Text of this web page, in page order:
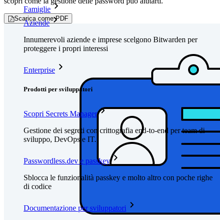
Famiglie
Aziende
Innumerevoli aziende e imprese scelgono Bitwarden per
proteggere i propri interessi
Enterprise
Prodotti per sviluppatori
Scopri Secrets Manager
Gestione dei segreti con crittografia end-to-end per team di
sviluppo, DevOps e IT.
Passwordless.dev e passkey
Sblocca le funzionalità passkey e molto altro con poche righe
di codice
Documentazione per sviluppatori
Scarica come PDF